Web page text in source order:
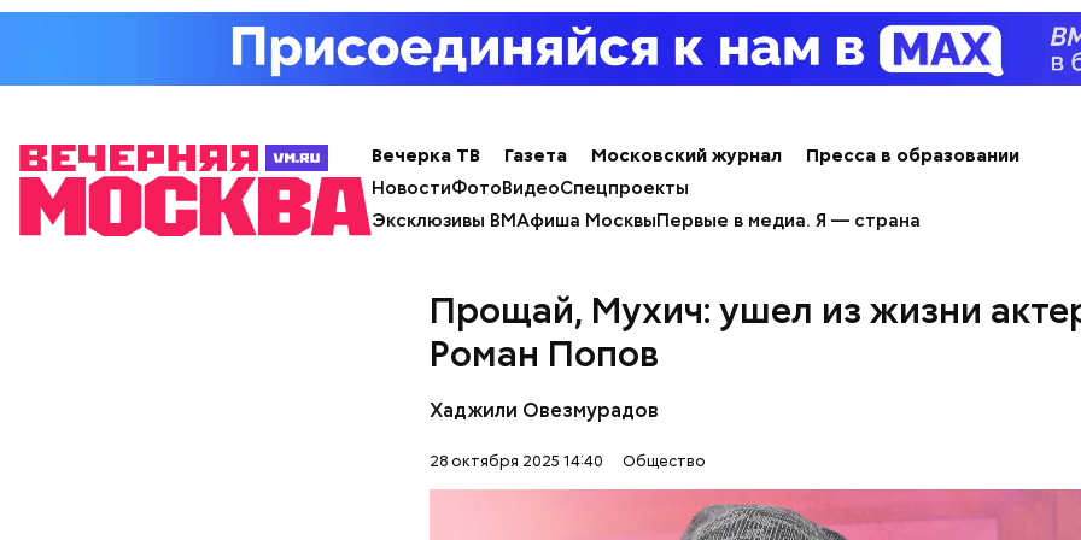
Вечерка ТВ Газета Московский журнал
Пресса в образовании
НовостиФотоВидеоСпецпроекты
Эксклюзивы ВМАфиша МосквыПервые в медиа. Я — страна
Прощай, Мухич: ушел из жизни
Роман Попов
Хаджили Овезмурадов
28 октября 2025 14:40 Общество